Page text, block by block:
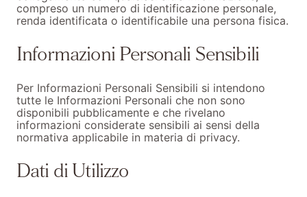
compreso un numero di identificazione personale,
renda identificata o identificabile una persona fisica.
Informazioni Personali Sensibili
Per Informazioni Personali Sensibili si intendono
tutte le Informazioni Personali che non sono
disponibili pubblicamente e che rivelano
informazioni considerate sensibili ai sensi della
normativa applicabile in materia di privacy.
Dati di Utilizzo